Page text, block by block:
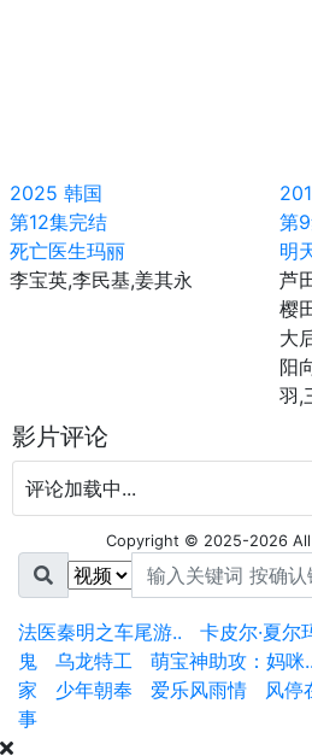
2025 韩国
第12集完结
死亡医生玛丽
李宝英,李民基,姜其永
第
明
芦
樱
大
阳
羽,
影片评论
评论加载中...
Copyright © 2025-2026 All
法医秦明之车尾游.. 卡皮尔·夏尔
鬼
乌龙特工 萌宝神助攻：妈咪..
家
少年朝奉 爱乐风雨情 风停
事